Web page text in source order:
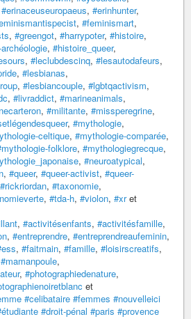
#erinaceuseuropaeus, #erinhunter,
, #feminismart,
, #greengot, #harrypoter, #histoire,
, #histoire_queer,
, #leclubdescinq, #lesautodafeurs,
, #lesbianas,
, #lesbiancouple, #lgbtqactivism,
, #livraddict, #marineanimals,
, #militante, #missperegrine,
, #mythologie,
celtique, #mythologie-comparée,
folklore, #mythologiegrecque,
, #neuroatypical,
, #queer, #queer-activist, #queer-
#rickriordan, #taxonomie,
, #tda-h, #violon, #xret
, #activitésenfants, #activitésfamille,
, #entreprendre, #entreprendreaufeminin,
, #faitmain, #famille, #loisirscreatifs,
#mamanpoule,
, #photographiedenature,
et
#celibataire #femmes #nouvelleici
#droit-pénal #paris #provence